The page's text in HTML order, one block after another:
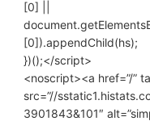
[0] ||
[0]).appendChild(hs);
})();</script>
<noscript><a href=”/”
src=”//
3901843&101″